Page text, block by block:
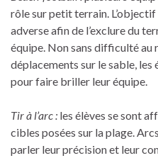
rôle sur petit terrain.
adverse afin de l’exclure du
équipe. Non sans difficulté au
déplacements sur le sable, les
pour faire briller leur équipe.
Tir à l’arc : les élèves se sont
cibles posées sur la plage.
parler leur précision et leur